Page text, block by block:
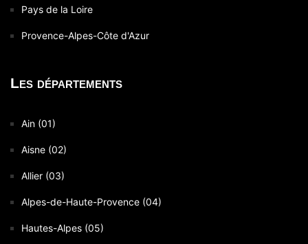
Pays de la Loire
Provence-Alpes-Côte d'Azur
Les départements
Ain (01)
Aisne (02)
Allier (03)
Alpes-de-Haute-Provence (04)
Hautes-Alpes (05)